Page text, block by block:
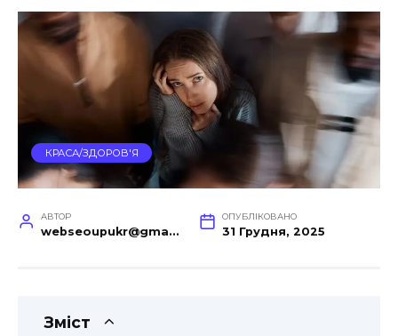
КРАСА/ЗДОРОВ'Я
АВТОР
webseoupukr@gmail.com
ОПУБЛІКОВАНО
31 Грудня, 2025
Зміст